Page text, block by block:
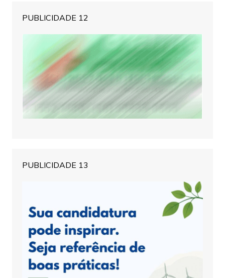
PUBLICIDADE 12
PUBLICIDADE 13